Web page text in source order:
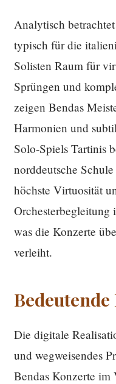
Analytisch
typisch für die
Solisten Raum für
Sprüngen und
zeigen Bendas
Harmonien und
Solo-Spiels Tartinis
norddeutsche
höchste Virtuosität
Orchesterbegleitung
was die Konzerte
verleiht.
Die digitale
und wegweisendes
Bendas Konzerte